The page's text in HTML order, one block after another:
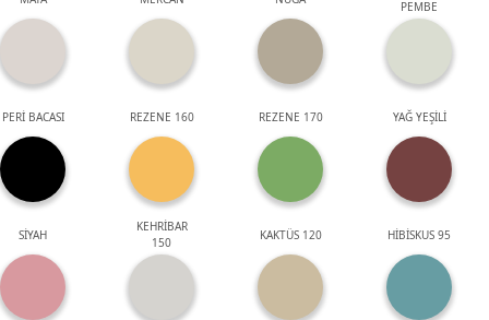
PEMBE
PERİ BACASI REZENE 160 REZENE 170 YAĞ YEŞİLİ
SİYAH
KEHRİBAR
150
KAKTÜS 120 HİBİSKUS 95